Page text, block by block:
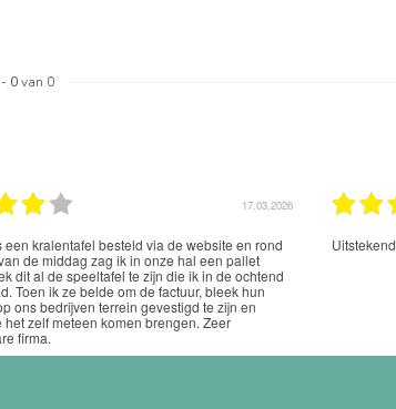
- 0van 0
17.03.2026
een kralentafel besteld via de website en rond
de middag zag ik in onze hal een pallet
dit al de speeltafel te zijn die ik in de ochtend
Toen ik ze belde om de factuur, bleek hun
ons bedrijven terrein gevestigd te zijn en
het zelf meteen komen brengen. Zeer
firma.
Uitstekend